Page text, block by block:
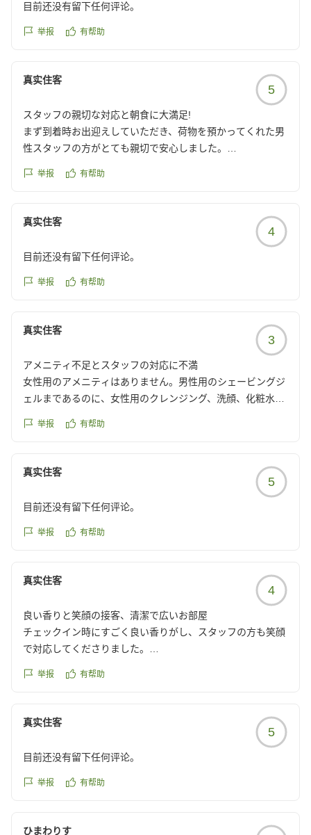
https://review.travel.rakuten.co.jp/hotel/voice/172919?
reviewId=33123478579929
目前还没有留下任何评论。
举报 有帮助
真实住客
5
スタッフの親切な対応と朝食に大満足!
まず到着時お出迎えしていただき、荷物を預かってくれた男
性スタッフの方がとても親切で安心しました。
かるかなと心配していましたが、すぐお部屋に入ることが出
お部屋もグレードアップで広いファミリータイプにしていた
だき、広いベッドで寝ることができ快適でした。セパレート
朝食もすべてこだわりのものという感じで大満足です!おかゆ
とおかゆのお供達が沁みました!
私が出会ったスタッフの方々は皆さん親切で笑顔が素敵でし
クチコミの詳細はこちらから
https://review.travel.rakuten.co.jp/hotel/voice/172919?
reviewId=33123478555809
举报 有帮助
真实住客
4
目前还没有留下任何评论。
举报 有帮助
真实住客
3
アメニティ不足とスタッフの対応に不満
女性用のアメニティはありません。男性用のシェービングジ
ェルまであるのに、女性用のクレンジング、洗顔、化粧水類
朝食の時にジャケットを着たホテル側の人が、通路が狭く我
した。
https://review.travel.rakuten.co.jp/hotel/voice/172919?
reviewId=33123478485989
举报 有帮助
真实住客
5
目前还没有留下任何评论。
举报 有帮助
真实住客
4
良い香りと笑顔の接客、清潔で広いお部屋
チェックイン時にすごく良い香りがし、スタッフの方も笑顔
で対応してくださりました。
び散りも気にせずとても良かったです。
クチコミの詳細はこちらから
https://review.travel.rakuten.co.jp/hotel/voice/172919?
举报 有帮助
真实住客
5
目前还没有留下任何评论。
举报 有帮助
ひまわりす